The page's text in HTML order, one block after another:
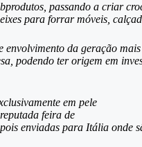
passando a criar
para forrar móveis,
da geração
podendo ter origem em
em pele
feira de
enviadas para Itália onde